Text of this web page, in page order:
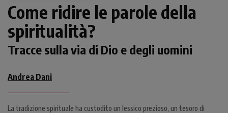
Come ridire le parole della
spiritualità?
Tracce sulla via di Dio e degli uomini
Andrea Dani
La tradizione spirituale ha custodito un lessico prezioso, un tesoro di